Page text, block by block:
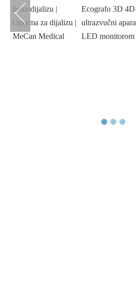
hemodijalizu |
Oprema za dijalizu |
MeCan Medical
Ecografo 3D 4D
ultrazvučni
LED monitorom